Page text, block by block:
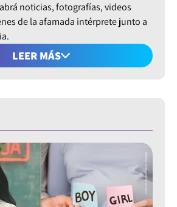
noticias, fotografías, videos
de la afamada intérprete junto a
nuestras redes sociales, como
más
diferenciales de SuperLike es
de temas , los cuales puedes
Así que, las novedades sobre la
LEER MÁS